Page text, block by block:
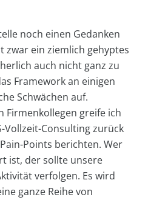
noch einen Gedanken
zwar ein ziemlich gehyptes
auch nicht ganz zu
Framework an einigen
Schwächen auf.
Firmenkollegen greife ich
Vollzeit-Consulting zurück
Points berichten. Wer
ist, der sollte unsere
verfolgen. Es wird
ganze Reihe von